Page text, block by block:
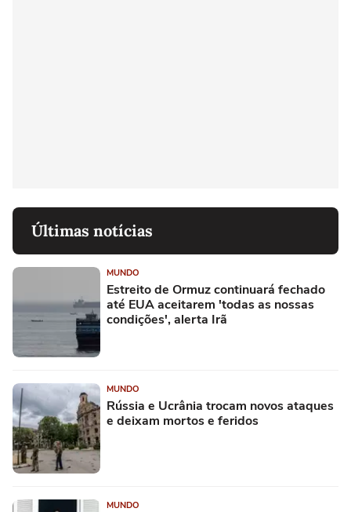
Últimas notícias
MUNDO
Estreito de Ormuz continuará fechado
até EUA aceitarem 'todas as nossas
condições', alerta Irã
MUNDO
Rússia e Ucrânia trocam novos ataques
e deixam mortos e feridos
MUNDO